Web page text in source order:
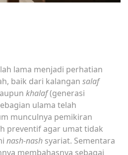
lama menjadi perhatian
baik dari kalangan salaf
khalaf(generasi
ulama telah
munculnya pemikiran
preventif agar umat tidak
nash-nash syariat. Sementara
membahasnya sebagai